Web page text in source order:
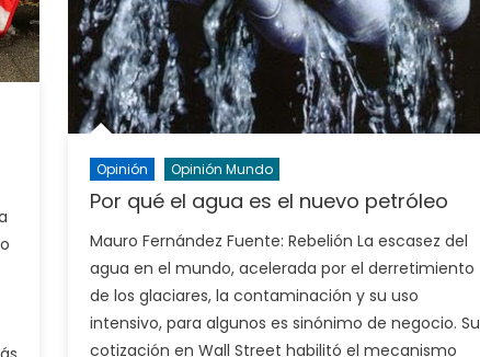
Opinión Opinión Mundo
Por qué el agua es el nuevo petróleo
Mauro Fernández Fuente: Rebelión La escasez del
agua en el mundo, acelerada por el derretimiento
de los glaciares, la contaminación y su uso
intensivo, para algunos es sinónimo de negocio. Su
cotización en Wall Street habilitó el mecanismo